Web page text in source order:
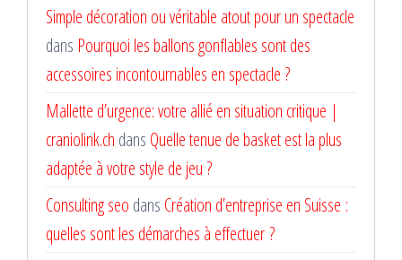
Simple décoration ou véritable atout pour un spectacle
dans Pourquoi les ballons gonflables sont des
accessoires incontournables en spectacle ?
Mallette d’urgence: votre allié en situation critique |
craniolink.ch dans Quelle tenue de basket est la plus
adaptée à votre style de jeu ?
Consulting seo dans Création d’entreprise en Suisse :
quelles sont les démarches à effectuer ?